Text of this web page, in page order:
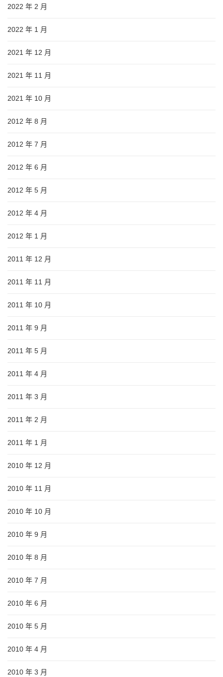
2022 年 2 月
2022 年 1 月
2021 年 12 月
2021 年 11 月
2021 年 10 月
2012 年 8 月
2012 年 7 月
2012 年 6 月
2012 年 5 月
2012 年 4 月
2012 年 1 月
2011 年 12 月
2011 年 11 月
2011 年 10 月
2011 年 9 月
2011 年 5 月
2011 年 4 月
2011 年 3 月
2011 年 2 月
2011 年 1 月
2010 年 12 月
2010 年 11 月
2010 年 10 月
2010 年 9 月
2010 年 8 月
2010 年 7 月
2010 年 6 月
2010 年 5 月
2010 年 4 月
2010 年 3 月